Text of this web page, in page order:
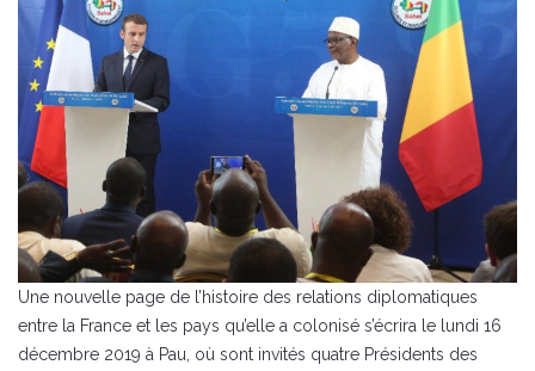
Une nouvelle page de l’histoire des relations diplomatiques
entre la France et les pays qu’elle a colonisé s’écrira le lundi 16
décembre 2019 à Pau, où sont invités quatre Présidents des